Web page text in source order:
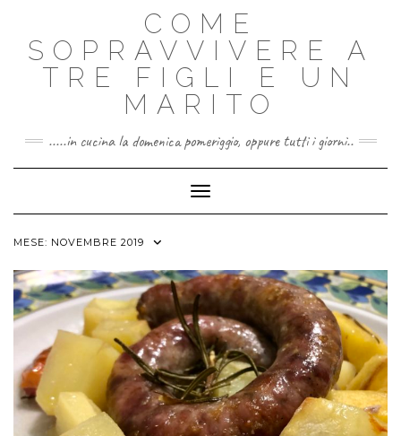
content
COME
SOPRAVVIVERE A
TRE FIGLI E UN
MARITO
.....in cucina la domenica pomeriggio, oppure tutti i giorni..
Toggle Navigation
MESE: NOVEMBRE 2019